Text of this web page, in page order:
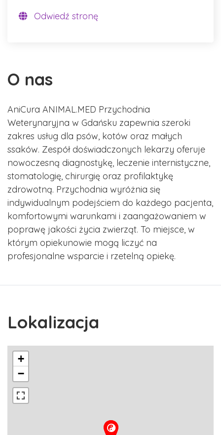
O nas
AniCura ANIMAL.MED Przychodnia
Weterynaryjna w Gdańsku zapewnia szeroki
zakres usług dla psów, kotów oraz małych
ssaków. Zespół doświadczonych lekarzy oferuje
nowoczesną diagnostykę, leczenie internistyczne,
stomatologię, chirurgię oraz profilaktykę
zdrowotną. Przychodnia wyróżnia się
indywidualnym podejściem do każdego pacjenta,
komfortowymi warunkami i zaangażowaniem w
poprawę jakości życia zwierząt. To miejsce, w
którym opiekunowie mogą liczyć na
profesjonalne wsparcie i rzetelną opiekę.
Lokalizacja
+
−
Odwiedź stronę